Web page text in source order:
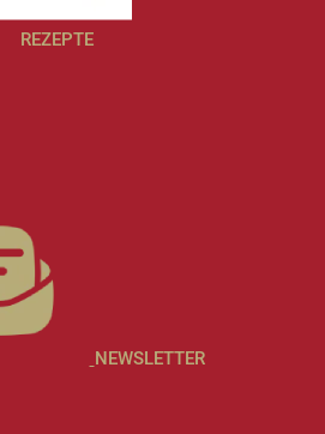
REZEPTE
NEWSLETTER